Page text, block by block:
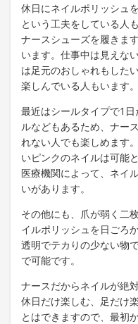
休日にネイルポリッシュ
という工夫をしている人
ナースシューズを履きま
います。仕事中は見えな
は足元のおしゃれもした
楽しんでいる人もいます。
最近はシールタイプで1
ルなどもあるため、ナー
れない人でも楽しめます
いピンクのネイルは可能
医療機関によって、ネイ
いがあります。
その他にも、爪が弱く二
イルポリッシュを日ごろ
透明でテカりの少ない物
で可能です。
ナースだからネイルが絶
休日だけ楽しむ、足だけ
とはできますので、最初